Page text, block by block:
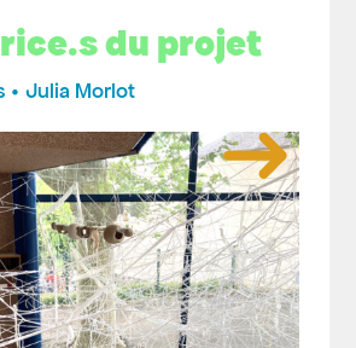
du projet
• Julia Morlot